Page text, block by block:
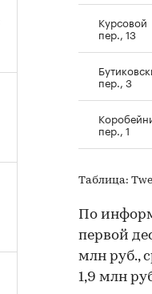
Курсовой
пер., 13
пер., 3
пер., 1
Таблица:
По
первой
млн руб.,
1,9 млн